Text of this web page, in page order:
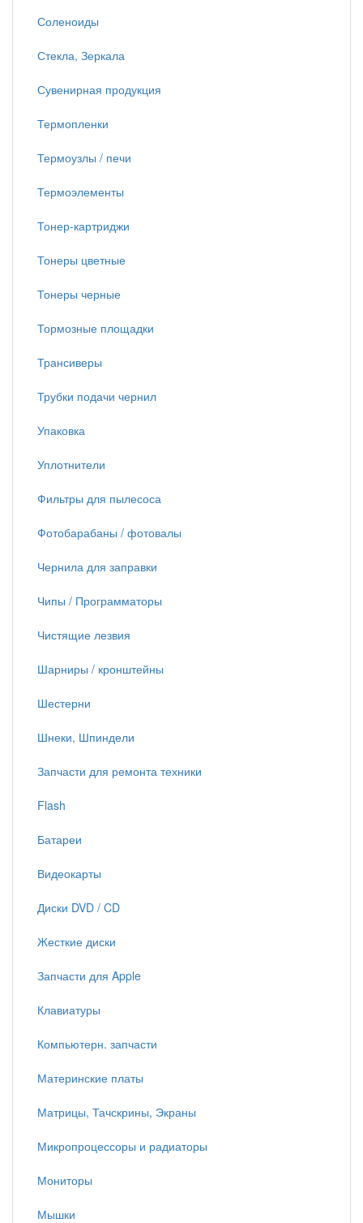
Соленоиды
Стекла, Зеркала
Сувенирная продукция
Термопленки
Термоузлы / печи
Термоэлементы
Тонер-картриджи
Тонеры цветные
Тонеры черные
Тормозные площадки
Трансиверы
Трубки подачи чернил
Упаковка
Уплотнители
Фильтры для пылесоса
Фотобарабаны / фотовалы
Чернила для заправки
Чипы / Программаторы
Чистящие лезвия
Шарниры / кронштейны
Шестерни
Шнеки, Шпиндели
Запчасти для ремонта техники
Flash
Батареи
Видеокарты
Диски DVD / CD
Жесткие диски
Запчасти для Apple
Клавиатуры
Компьютерн. запчасти
Материнские платы
Матрицы, Тачскрины, Экраны
Микропроцессоры и радиаторы
Мониторы
Мышки